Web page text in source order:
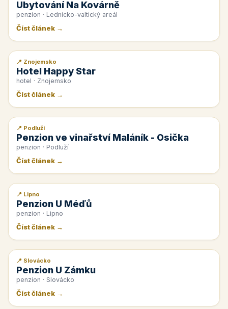
Ubytování Na Kovárně
penzion · Lednicko-valtický areál
Číst článek →
📰 PR článek
📍 Znojemsko
Hotel Happy Star
hotel · Znojemsko
Číst článek →
📰 PR článek
📍 Podluží
Penzion ve vinařství Maláník - Osička
penzion · Podluží
Číst článek →
📰 PR článek
📍 Lipno
Penzion U Méďů
penzion · Lipno
Číst článek →
📰 PR článek
📍 Slovácko
Penzion U Zámku
penzion · Slovácko
Číst článek →